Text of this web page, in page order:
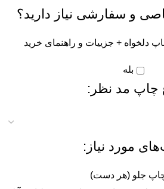
و سفارشی نیاز دارید؟
دلخواه + جزییات و راهنمای خرید
بله
چاپ مد نظر:
مورد نیاز:
جلو (هر دست)